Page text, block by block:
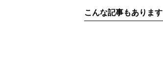
こんな記事もあります